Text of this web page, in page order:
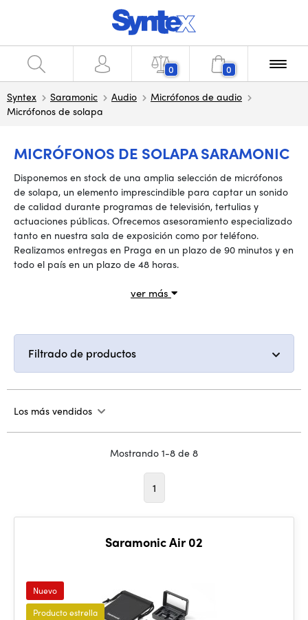
0 0
Syntex Saramonic Audio
Micrófonos de audio
Micrófonos de solapa
MICRÓFONOS DE SOLAPA SARAMONIC
Disponemos en stock de una amplia selección de micrófonos
de solapa, un elemento imprescindible para captar un sonido
de calidad durante programas de televisión, tertulias y
actuaciones públicas. Ofrecemos asesoramiento especializado
tanto en nuestra sala de exposición como por teléfono.
Realizamos entregas en Praga en un plazo de 90 minutos y en
todo el país en un plazo de 48 horas.
ver más
Filtrado de productos
Los más vendidos
Mostrando 1-8 de 8
1
Saramonic Air 02
Nuevo
Producto estrella